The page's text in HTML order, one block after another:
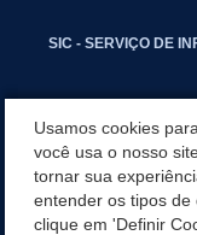
SIC - SERVIÇO DE
INSTAGRAN
Usamos cookies
você usa o nosso
tornar sua
entender os tipos de
clique em 'Definir